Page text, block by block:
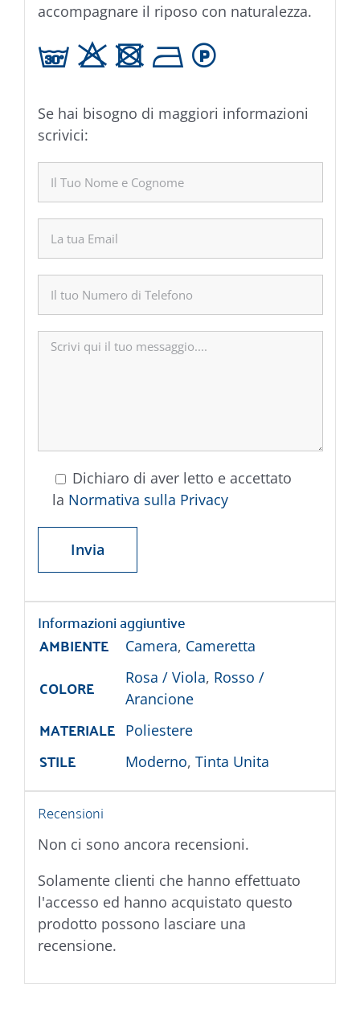
accompagnare il riposo con naturalezza.
g H U B L
Se hai bisogno di maggiori informazioni
scrivici:
Dichiaro di aver letto e accettato
la Normativa sulla Privacy
Informazioni aggiuntive
AMBIENTE
Camera, Cameretta
COLORE Rosa / Viola, Rosso /
Arancione
MATERIALE Poliestere
STILE Moderno, Tinta Unita
Recensioni
Non ci sono ancora recensioni.
Solamente clienti che hanno effettuato
l'accesso ed hanno acquistato questo
prodotto possono lasciare una
recensione.